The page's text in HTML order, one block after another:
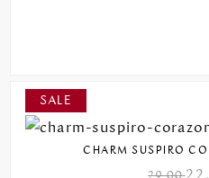
CHARM SUSPIRO